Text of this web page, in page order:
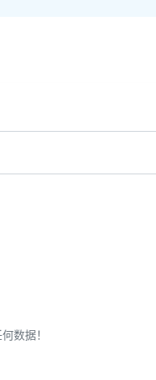
数据！